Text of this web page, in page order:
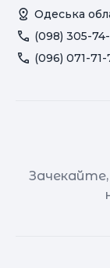
Одеська
(098) 305-
(096) 071-71-